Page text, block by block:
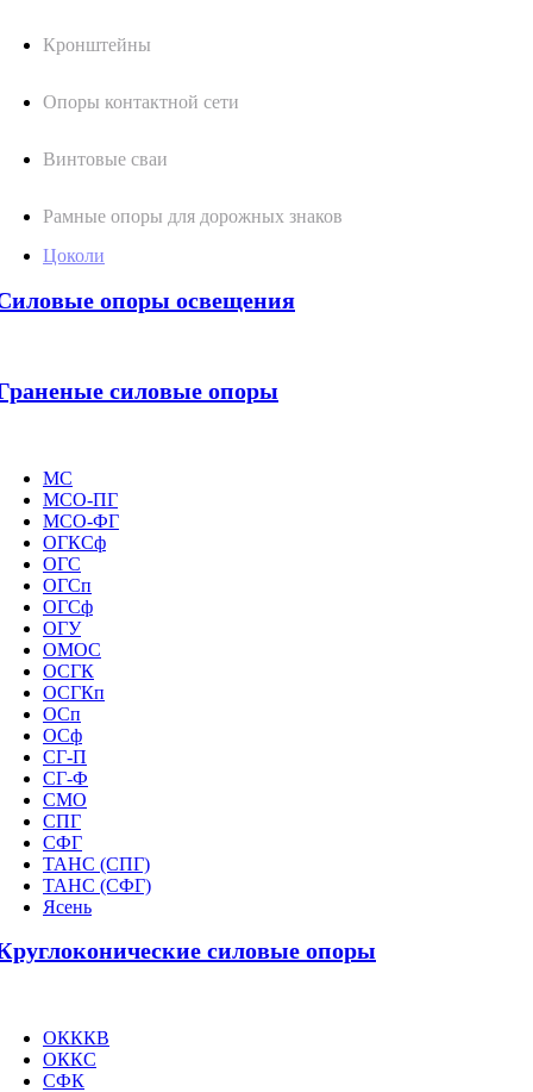
Кронштейны
Опоры контактной сети
Винтовые сваи
Рамные опоры для дорожных знаков
Цоколи
опоры освещения
силовые опоры
МС
МСО-ПГ
МСО-ФГ
ОГКСф
ОГС
ОГСп
ОГСф
ОГУ
ОМОС
ОСГК
ОСГКп
ОСп
ОСф
СГ-П
СГ-Ф
СМО
СПГ
СФГ
ТАНС (СПГ)
ТАНС (СФГ)
Ясень
силовые опоры
ОКККВ
ОККС
СФК